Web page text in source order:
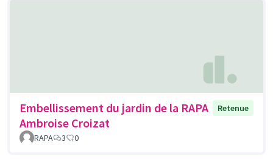
Embellissement du jardin de la RAPA
Ambroise Croizat
Retenue
RAPA 3 0